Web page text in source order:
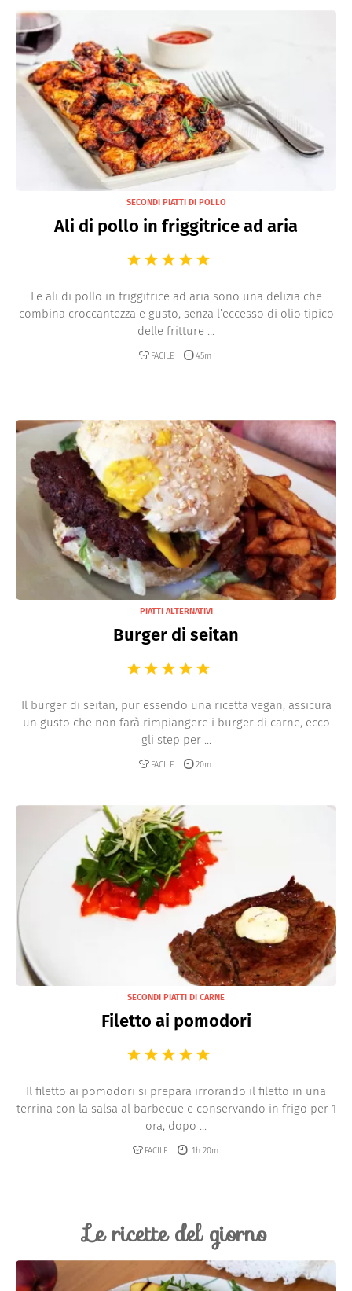
SECONDI PIATTI DI POLLO
Ali di pollo in friggitrice ad aria
Le ali di pollo in friggitrice ad aria sono una delizia che
combina croccantezza e gusto, senza l’eccesso di olio tipico
delle fritture ...
FACILE 45m
PIATTI ALTERNATIVI
Burger di seitan
Il burger di seitan, pur essendo una ricetta vegan, assicura
un gusto che non farà rimpiangere i burger di carne, ecco
gli step per ...
FACILE 20m
SECONDI PIATTI DI CARNE
Filetto ai pomodori
Il filetto ai pomodori si prepara irrorando il filetto in una
terrina con la salsa al barbecue e conservando in frigo per 1
ora, dopo ...
FACILE 1h 20m
Le ricette del giorno